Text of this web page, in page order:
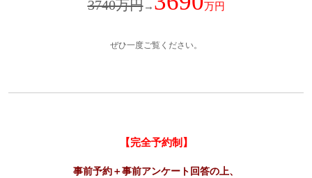
3740万円→ 万円
ぜひ一度ご覧ください。
【完全予約制】
事前予約＋事前アンケート回答の上、